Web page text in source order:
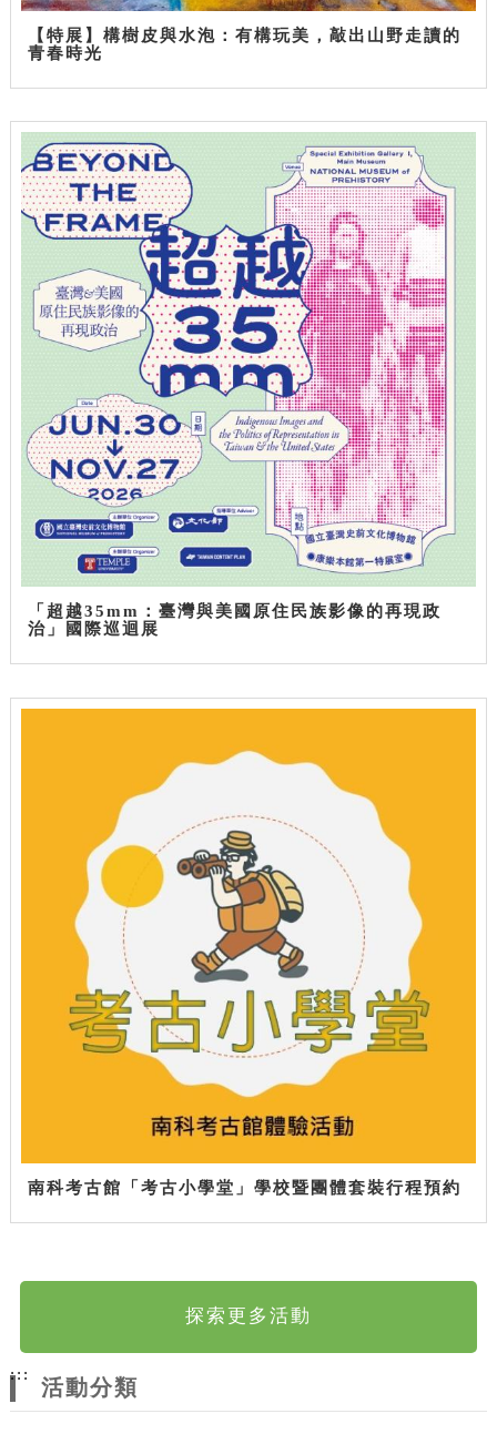
【特展】構樹皮與水泡：有構玩美，敲出山野走讀的
青春時光
「超越35mm：臺灣與美國原住民族影像的再現政
治」國際巡迴展
南科考古館「考古小學堂」學校暨團體套裝行程預約
探索更多活動
:::
活動分類